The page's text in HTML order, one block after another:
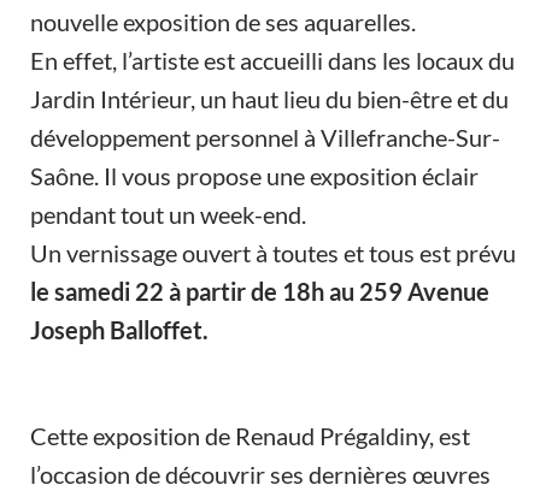
nouvelle exposition de ses aquarelles.
En effet, l’artiste est accueilli dans les locaux du
Jardin Intérieur, un haut lieu du bien-être et du
développement personnel à Villefranche-Sur-
Saône. Il vous propose une exposition éclair
pendant tout un week-end.
Un vernissage ouvert à toutes et tous est prévu
le samedi 22 à partir de 18h au 259 Avenue
Joseph Balloffet.
Cette exposition de Renaud Prégaldiny, est
l’occasion de découvrir ses dernières œuvres